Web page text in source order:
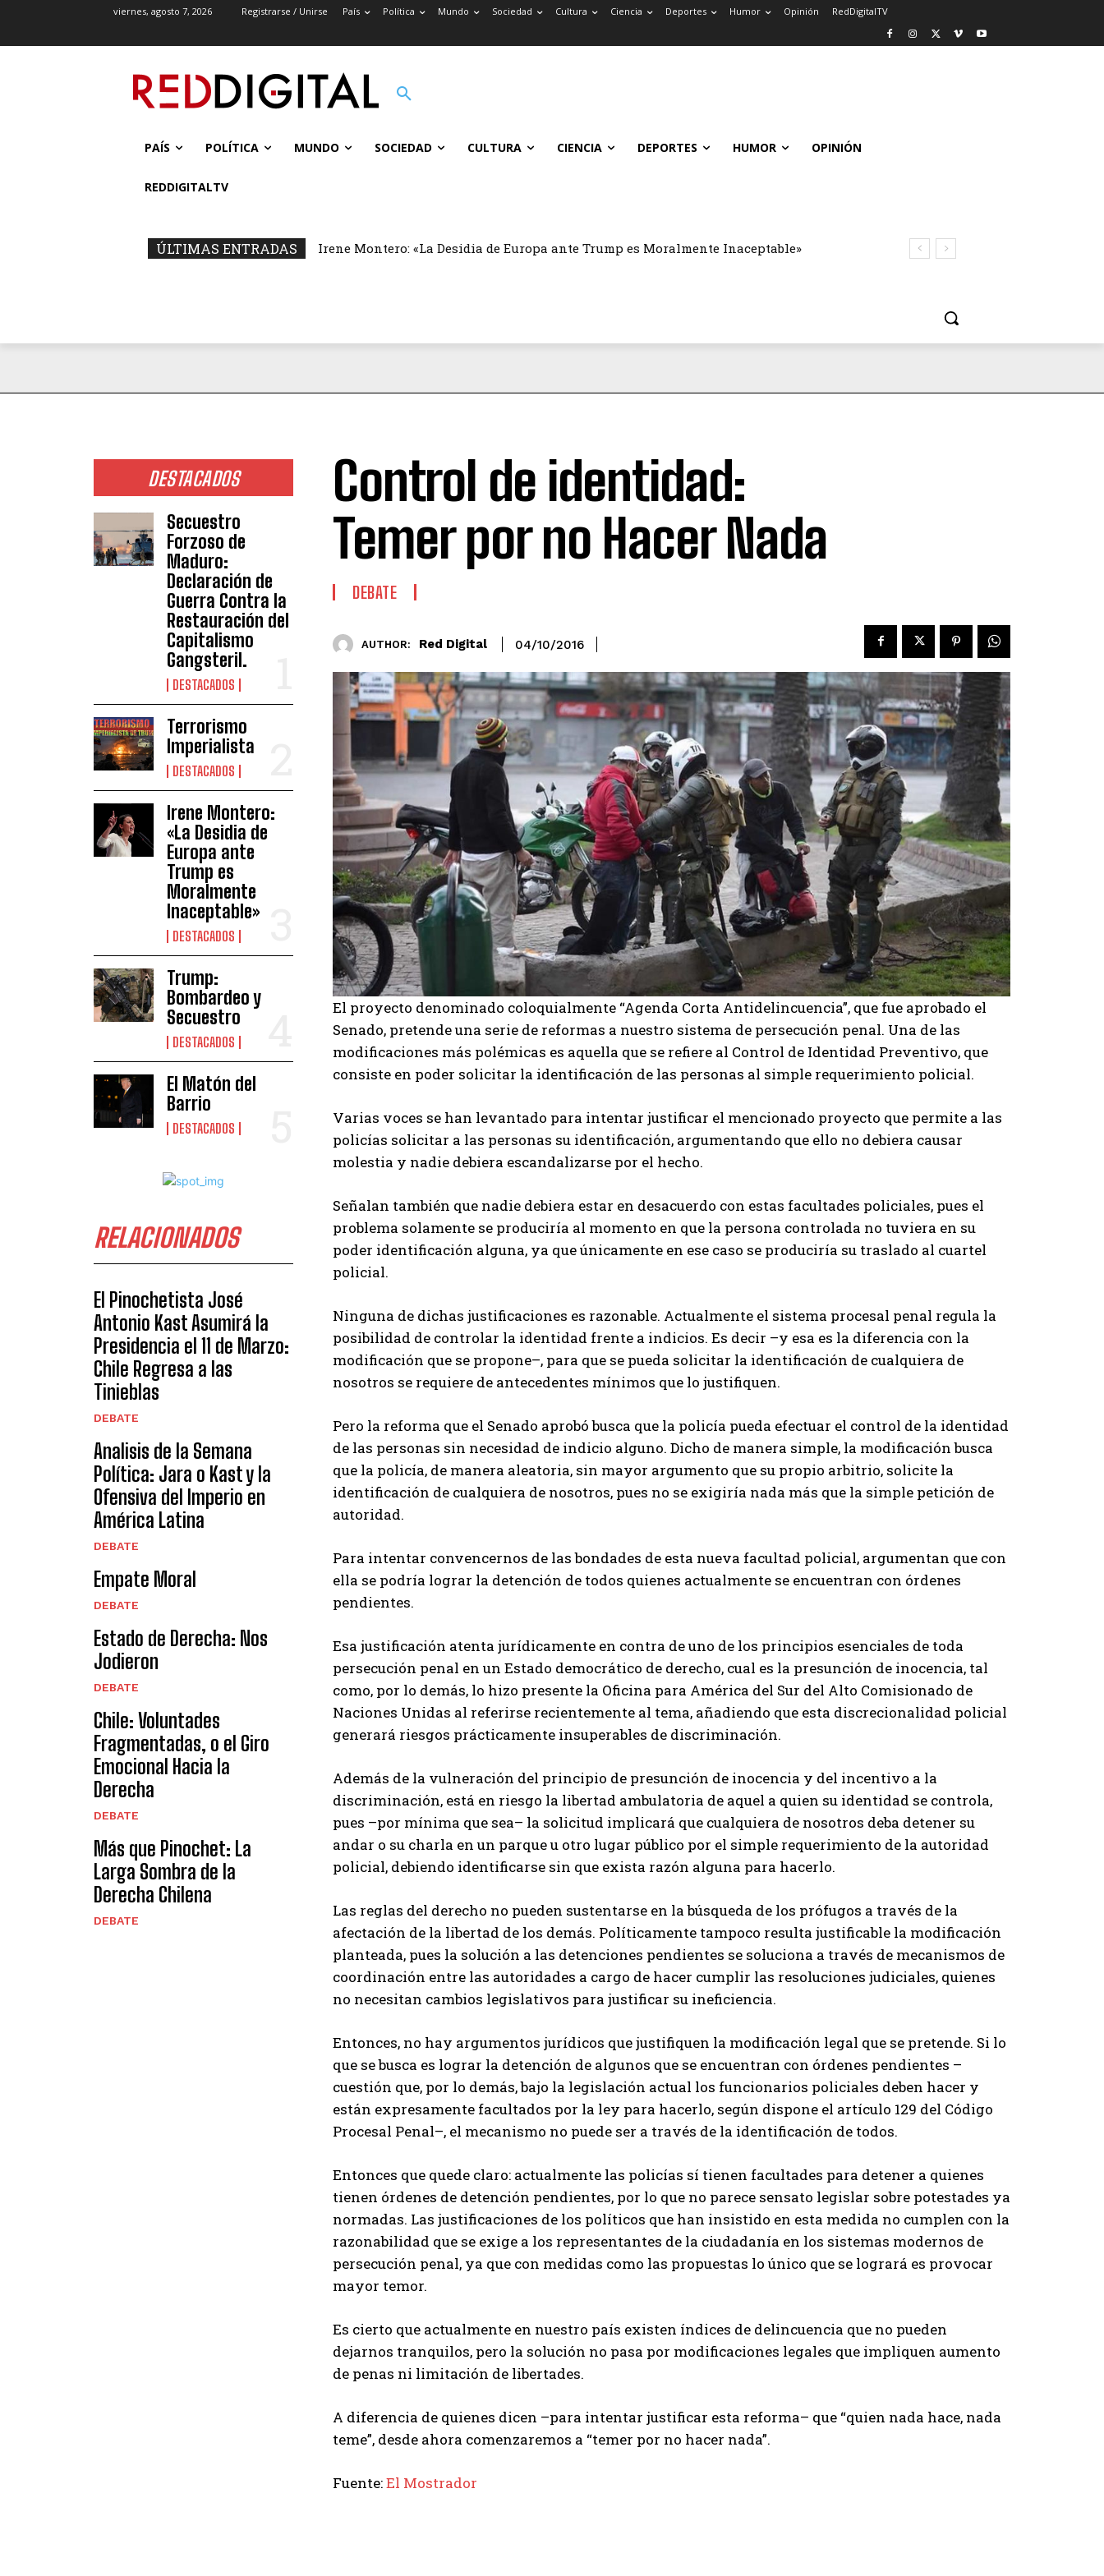
viernes, agosto 7, 2026 Registrarse / Unirse País Política Mundo Sociedad Cultura Ciencia Deportes Humor Opinión RedDigitalTV
PAÍS POLÍTICA MUNDO SOCIEDAD CULTURA CIENCIA DEPORTES HUMOR OPINIÓN
REDDIGITALTV
ÚLTIMAS ENTRADAS Irene Montero: «La Desidia de Europa ante Trump es Moralmente Inaceptable»
DESTACADOS
Secuestro
Forzoso de
Maduro:
Declaración de
Guerra Contra la
Restauración del
Capitalismo
Gangsteril.
DESTACADOS
Terrorismo
Imperialista
DESTACADOS
Irene Montero:
«La Desidia de
Europa ante
Trump es
Moralmente
Inaceptable»
DESTACADOS
Trump:
Bombardeo y
Secuestro
DESTACADOS
El Matón del
Barrio
DESTACADOS
RELACIONADOS
El Pinochetista José
Antonio Kast Asumirá la
Presidencia el 11 de Marzo:
Chile Regresa a las
Tinieblas
DEBATE
Analisis de la Semana
Política: Jara o Kast y la
Ofensiva del Imperio en
América Latina
DEBATE
Empate Moral
DEBATE
Estado de Derecha: Nos
Jodieron
DEBATE
Chile: Voluntades
Fragmentadas, o el Giro
Emocional Hacia la
Derecha
DEBATE
Más que Pinochet: La
Larga Sombra de la
Derecha Chilena
DEBATE
Control de identidad:
Temer por no Hacer Nada
DEBATE
AUTHOR: Red Digital 04/10/2016
El proyecto denominado coloquialmente “Agenda Corta Antidelincuencia”, que fue aprobado el
Senado, pretende una serie de reformas a nuestro sistema de persecución penal. Una de las
modificaciones más polémicas es aquella que se refiere al Control de Identidad Preventivo, que
consiste en poder solicitar la identificación de las personas al simple requerimiento policial.
Varias voces se han levantado para intentar justificar el mencionado proyecto que permite a las
policías solicitar a las personas su identificación, argumentando que ello no debiera causar
molestia y nadie debiera escandalizarse por el hecho.
Señalan también que nadie debiera estar en desacuerdo con estas facultades policiales, pues el
problema solamente se produciría al momento en que la persona controlada no tuviera en su
poder identificación alguna, ya que únicamente en ese caso se produciría su traslado al cuartel
policial.
Ninguna de dichas justificaciones es razonable. Actualmente el sistema procesal penal regula la
posibilidad de controlar la identidad frente a indicios. Es decir –y esa es la diferencia con la
modificación que se propone–, para que se pueda solicitar la identificación de cualquiera de
nosotros se requiere de antecedentes mínimos que lo justifiquen.
Pero la reforma que el Senado aprobó busca que la policía pueda efectuar el control de la identidad
de las personas sin necesidad de indicio alguno. Dicho de manera simple, la modificación busca
que la policía, de manera aleatoria, sin mayor argumento que su propio arbitrio, solicite la
identificación de cualquiera de nosotros, pues no se exigiría nada más que la simple petición de
autoridad.
Para intentar convencernos de las bondades de esta nueva facultad policial, argumentan que con
ella se podría lograr la detención de todos quienes actualmente se encuentran con órdenes
pendientes.
Esa justificación atenta jurídicamente en contra de uno de los principios esenciales de toda
persecución penal en un Estado democrático de derecho, cual es la presunción de inocencia, tal
como, por lo demás, lo hizo presente la Oficina para América del Sur del Alto Comisionado de
Naciones Unidas al referirse recientemente al tema, añadiendo que esta discrecionalidad policial
generará riesgos prácticamente insuperables de discriminación.
Además de la vulneración del principio de presunción de inocencia y del incentivo a la
discriminación, está en riesgo la libertad ambulatoria de aquel a quien su identidad se controla,
pues –por mínima que sea– la solicitud implicará que cualquiera de nosotros deba detener su
andar o su charla en un parque u otro lugar público por el simple requerimiento de la autoridad
policial, debiendo identificarse sin que exista razón alguna para hacerlo.
Las reglas del derecho no pueden sustentarse en la búsqueda de los prófugos a través de la
afectación de la libertad de los demás. Políticamente tampoco resulta justificable la modificación
planteada, pues la solución a las detenciones pendientes se soluciona a través de mecanismos de
coordinación entre las autoridades a cargo de hacer cumplir las resoluciones judiciales, quienes
no necesitan cambios legislativos para justificar su ineficiencia.
Entonces, no hay argumentos jurídicos que justifiquen la modificación legal que se pretende. Si lo
que se busca es lograr la detención de algunos que se encuentran con órdenes pendientes –
cuestión que, por lo demás, bajo la legislación actual los funcionarios policiales deben hacer y
están expresamente facultados por la ley para hacerlo, según dispone el artículo 129 del Código
Procesal Penal–, el mecanismo no puede ser a través de la identificación de todos.
Entonces que quede claro: actualmente las policías sí tienen facultades para detener a quienes
tienen órdenes de detención pendientes, por lo que no parece sensato legislar sobre potestades ya
normadas. Las justificaciones de los políticos que han insistido en esta medida no cumplen con la
razonabilidad que se exige a los representantes de la ciudadanía en los sistemas modernos de
persecución penal, ya que con medidas como las propuestas lo único que se logrará es provocar
mayor temor.
Es cierto que actualmente en nuestro país existen índices de delincuencia que no pueden
dejarnos tranquilos, pero la solución no pasa por modificaciones legales que impliquen aumento
de penas ni limitación de libertades.
A diferencia de quienes dicen –para intentar justificar esta reforma– que “quien nada hace, nada
teme”, desde ahora comenzaremos a “temer por no hacer nada”.
Fuente:El Mostrador